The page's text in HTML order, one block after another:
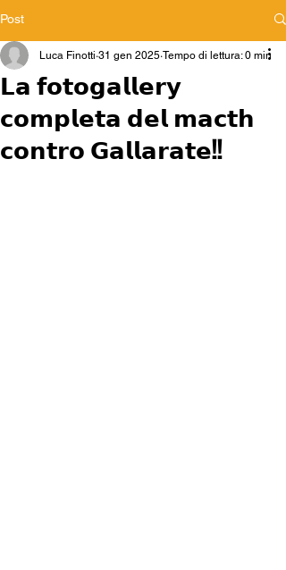
Post
𝗟𝗮 𝗳𝗼𝘁𝗼𝗴𝗮𝗹𝗹𝗲𝗿𝘆
𝗰𝗼𝗺𝗽𝗹𝗲𝘁𝗮 𝗱𝗲𝗹 𝗺𝗮𝗰𝘁𝗵
𝗰𝗼𝗻𝘁𝗿𝗼 𝗚𝗮𝗹𝗹𝗮𝗿𝗮𝘁𝗲!!
Luca Finotti 31 gen 2025 Tempo di lettura: 0 min